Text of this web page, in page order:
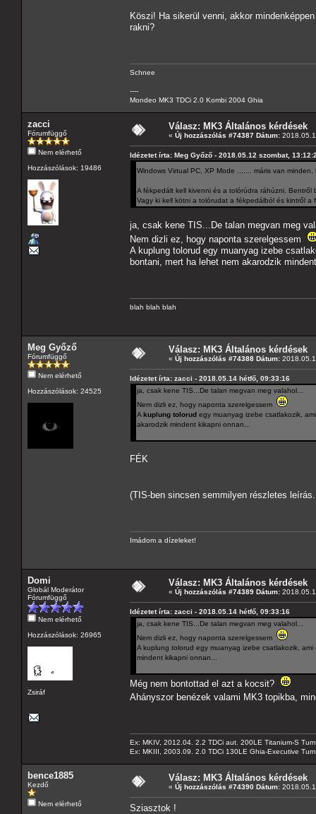
Köszi! Ha sikerül venni, akkor
rakni?
Schnee
----
Mondeo MK3 TDCi 2.0 Kombi 2004 Ghia
zacci
Fórumfüggő
Nem elérhető
Hozzászólások: 19486
Válasz: MK3 Általános kérdések
« Új hozzászólás #74387 Dátum:
Idézetet írta: Meg Győző - 2018.05.12 szombat,
Windows Virtual PC, XP Mode ....... máris van
A fékpedált kell kivenni és a tolórúdra ráhúzni. Bentről
Vagy ki kell kötni a tolórudat a fékpedálból és kintről
ja, csak kene TIS...De talan megvan meg
Nem dizli ez, hogy naponta szerelgessem
A kuplung tolorud egy muanyag izebe
bontani, mert ha lehet nem akarodzik
blah blah blah
Meg Győző
Fórumfüggő
Nem elérhető
Hozzászólások: 24525
Válasz: MK3 Általános kérdések
« Új hozzászólás #74388 Dátum:
Idézetet írta: zacci - 2018.05.14 hétfő, 09:33:16
ja, csak kene TIS...De talan megvan meg valahol...
Nem dizli ez, hogy naponta szerelgessem
A kuplung tolorud egy muanyag izebe csatlakozik,
akarodzik mindent kikapni onnan...
FÉK
(TIS-ben sincsen semmilyen részletes
Imádom a dízeleket!
Domi
Globál Moderátor
Fórumfüggő
Nem elérhető
Hozzászólások: 26965
Zsiráf
Válasz: MK3 Általános kérdések
« Új hozzászólás #74389 Dátum:
Idézetet írta: zacci - 2018.05.14 hétfő, 09:33:16
ja, csak kene TIS...De talan megvan meg valahol...
Nem dizli ez, hogy naponta szerelgessem
A kuplung tolorud egy muanyag izebe csatlakozik,
mindent kikapni onnan...
Még nem bontottad el azt a kocsit?
Ahányszor benézek valami MK3 topikba,
Ex: MKIV, 2012.04. 2.2 TDCi aut. 200LE Titanium-S
Ex: MKIII, 2003.09. 2.0 TDCi 130LE Ghia-Executive
bence1885
Kezdő
Nem elérhető
Válasz: MK3 Általános kérdések
« Új hozzászólás #74390 Dátum:
Sziasztok !